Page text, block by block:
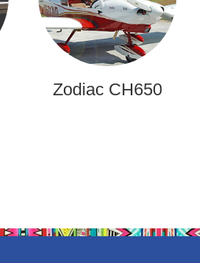
Zodiac CH650